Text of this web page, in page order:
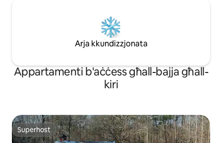
Arja kkundizzjonata
Appartamenti b'aċċess għall-bajja għall-
kiri
Superhost
Superhost